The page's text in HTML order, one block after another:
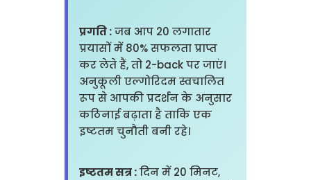
प्रगति :जब आप 20 लगातार
प्रयासों में 80% सफलता प्राप्त
कर लेते हैं, तो 2-back पर जाएं।
अनुकूली एल्गोरिदम स्वचालित
रूप से आपकी प्रदर्शन के अनुसार
कठिनाई बढ़ाता है ताकि एक
इष्टतम चुनौती बनी रहे।
इष्टतम सत्र :दिन में 20 मिनट,